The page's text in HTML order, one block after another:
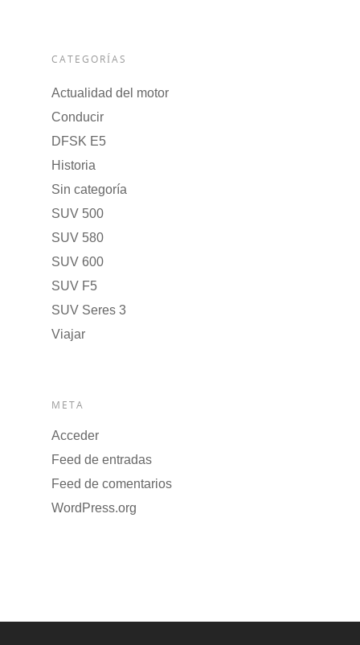
CATEGORÍAS
Actualidad del motor
Conducir
DFSK E5
Historia
Sin categoría
SUV 500
SUV 580
SUV 600
SUV F5
SUV Seres 3
Viajar
META
Acceder
Feed de entradas
Feed de comentarios
WordPress.org